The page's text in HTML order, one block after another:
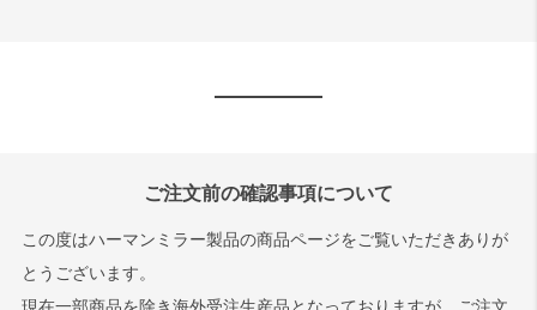
ご注文前の確認事項について
この度はハーマンミラー製品の商品ページをご覧いただきありが
とうございます。
現在一部商品を除き海外受注生産品となっておりますが、ご注文